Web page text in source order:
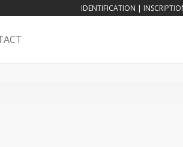
IDENTIFICATION |